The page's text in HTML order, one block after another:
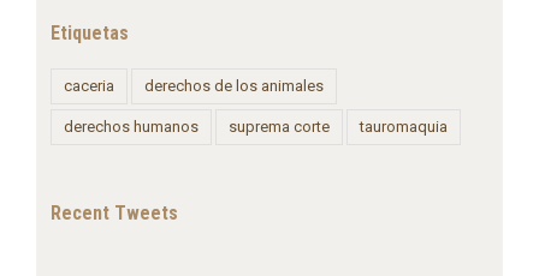
Etiquetas
caceria derechos de los animales